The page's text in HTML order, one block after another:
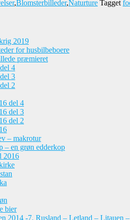
,Blomsterbilleder,Naturture Tagget
2019
for husbilbeboere
præmieret
4
3
2
del 4
del 3
del 2
– makrotur
– en grøn edderkop
2016
bier
2014 -7, Rusland – Letland – Litauen